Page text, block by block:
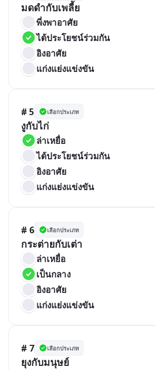
มดดำกับเพลี้ย
พี่งพาอาศัย
ได้ประโยชน์ร่วมกัน
อิงอาศัย
แก่งแย่งแข่งขัน
# 5 เลือกประเภท
งูกับไก่
ล่าเหยื่อ
ได้ประโยชน์ร่วมกัน
อิงอาศัย
แก่งแย่งแข่งขัน
# 6 เลือกประเภท
กระต่ายกับเต่า
ล่าเหยื่อ
เป็นกลาง
อิงอาศัย
แก่งแย่งแข่งขัน
# 7 เลือกประเภท
ยุงกับมนุษย์